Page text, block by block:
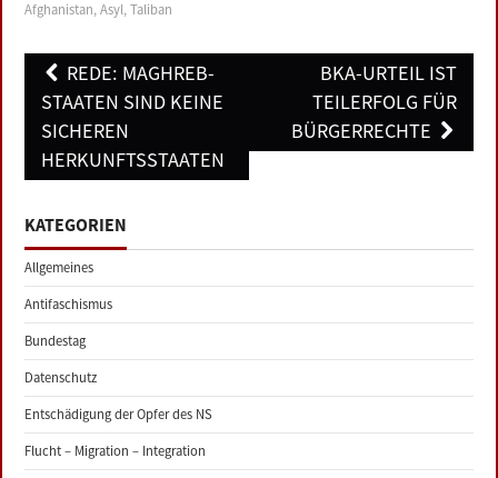
Afghanistan,Asyl,Taliban
Post
navigation
REDE: MAGHREB-
STAATEN SIND KEINE
SICHEREN
HERKUNFTSSTAATEN
BKA-URTEIL IST
TEILERFOLG FÜR
BÜRGERRECHTE
KATEGORIEN
Allgemeines
Antifaschismus
Bundestag
Datenschutz
Entschädigung der Opfer des NS
Flucht – Migration – Integration